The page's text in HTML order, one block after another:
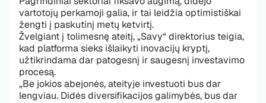
vartotojų perkamoji galia, ir tai leidžia optimistiškai
žengti į paskutinį metų ketvirtį.
Žvelgiant į tolimesnę ateitį, „Savy“ direktorius teigia,
kad platforma sieks išlaikyti inovacijų kryptį,
užtikrindama dar patogesnį ir saugesnį investavimo
procesą.
„Be jokios abejonės, ateityje investuoti bus dar
lengviau. Didės diversifikacijos galimybės, bus dar